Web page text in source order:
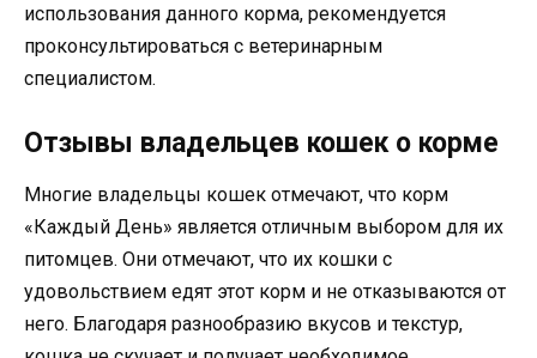
использования данного корма, рекомендуется
проконсультироваться с ветеринарным
специалистом.
Отзывы владельцев кошек о корме
Многие владельцы кошек отмечают, что корм
«Каждый День» является отличным выбором для их
питомцев. Они отмечают, что их кошки с
удовольствием едят этот корм и не отказываются от
него. Благодаря разнообразию вкусов и текстур,